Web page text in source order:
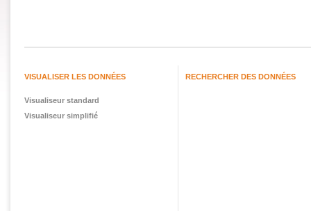
VISUALISER LES DONNÉES
Visualiseur standard
Visualiseur simplifié
RECHERCHER DES DONNÉES